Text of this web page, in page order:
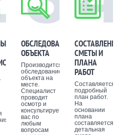
ОБСЛЕДОВАНИЕ
ОБЪЕКТА
Производится
обследование
объекта на
месте.
Специалист
проводит
осмотр и
консультирует
вас по
любым
вопросам
СОСТАВЛЕНИЕ
СМЕТЫ И
ПЛАНА
РАБОТ
Составляется
подробный
план работ.
На
основании
плана
составляется
детальная